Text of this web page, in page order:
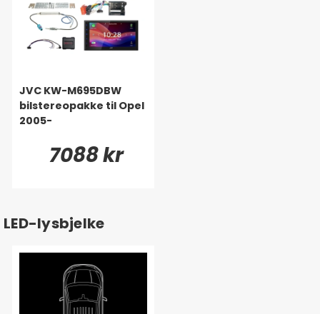
JVC KW-M695DBW
bilstereopakke til Opel
2005-
7088 kr
LED-lysbjelke